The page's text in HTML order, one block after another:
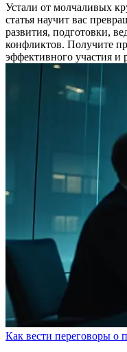
Устали от молчаливых
статья научит вас
развития, подготовки,
конфликтов. Получите
эффективного участия и
Как вести переговоры